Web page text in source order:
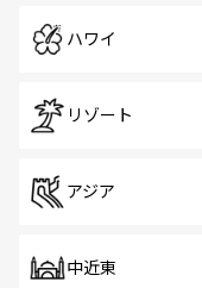
ハワイ
リゾート
アジア
中近東